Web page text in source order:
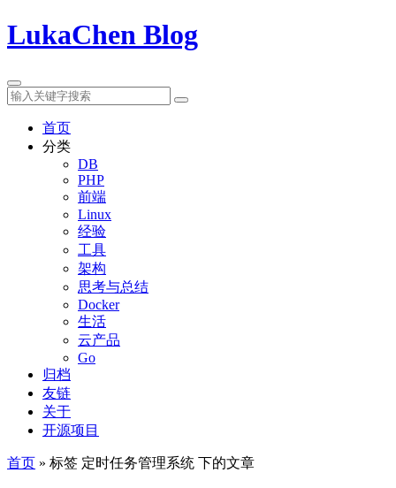
LukaChen Blog
首页
分类
DB
PHP
前端
Linux
经验
工具
架构
思考与总结
Docker
生活
云产品
Go
归档
友链
关于
开源项目
首页 » 标签 定时任务管理系统 下的文章